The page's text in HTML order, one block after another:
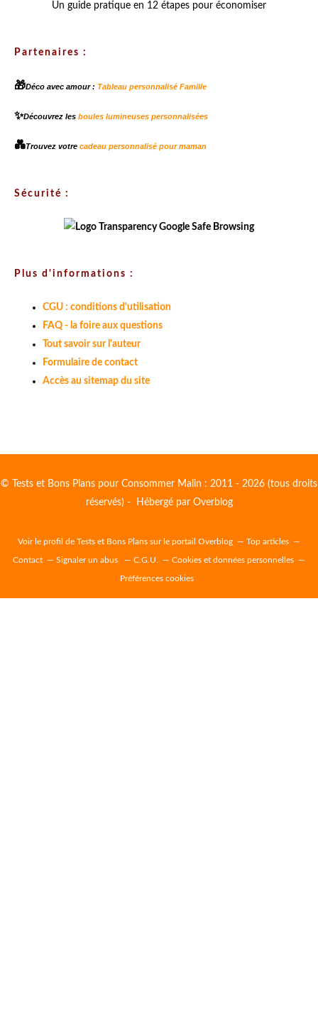
Un guide pratique en 12 étapes pour économiser
Partenaires :
🎁Déco avec amour : Tableau personnalisé Famille
✨Découvrez les boules lumineuses personnalisées
💑Trouvez votre cadeau personnalisé pour maman
Sécurité :
Plus d'informations :
CGU : conditions d'utilisation
FAQ - la foire aux questions
Tout savoir sur l'auteur
Formulaire de contact
Accès au sitemap du site
© Tests et Bons Plans pour Consommer Malin : 2011 - 2026 (tous droits
réservés) - Hébergé par Overblog
Voir le profil de Tests et Bons Plans sur le portail Overblog Top articles
Contact Signaler un abus C.G.U. Cookies et données personnelles
Préférences cookies